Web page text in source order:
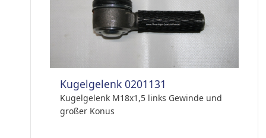
Kugelgelenk 0201131
Kugelgelenk M18x1,5 links Gewinde und
großer Konus